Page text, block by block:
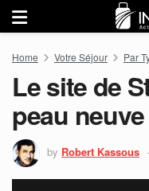
Home Votre Séjour Par
Le site de
peau
by Robert Kassous